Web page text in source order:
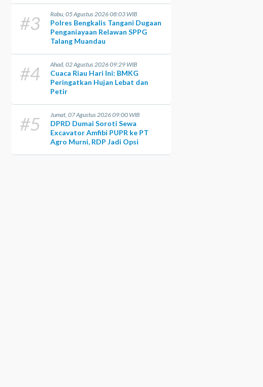
#3 Rabu, 05 Agustus 2026 08:03 WIB
Polres Bengkalis Tangani Dugaan
Penganiayaan Relawan SPPG
Talang Muandau
#4 Ahad, 02 Agustus 2026 09:29 WIB
Cuaca Riau Hari Ini: BMKG
Peringatkan Hujan Lebat dan
Petir
#5 Jumat, 07 Agustus 2026 09:00 WIB
DPRD Dumai Soroti Sewa
Excavator Amfibi PUPR ke PT
Agro Murni, RDP Jadi Opsi